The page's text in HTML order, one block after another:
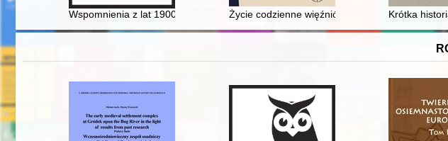
Wspomnienia z lat 1900-1946 Życie codzienne więźniów obozu Krótka